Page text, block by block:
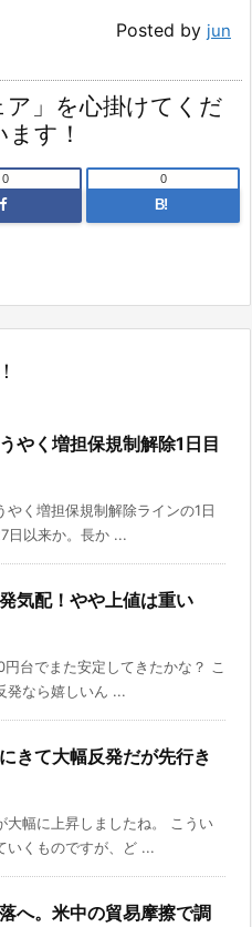
Posted by jun
」を心掛けてくだ
す！
0
B!
0
やく増担保規制解除1日目
やく増担保規制解除ラインの1日
日以来か。長か ...
気配！やや上値は重い
台でまた安定してきたかな？ こ
発なら嬉しいん ...
きて大幅反発だが先行き
大幅に上昇しましたね。 こうい
いくものですが、ど ...
へ。米中の貿易摩擦で調